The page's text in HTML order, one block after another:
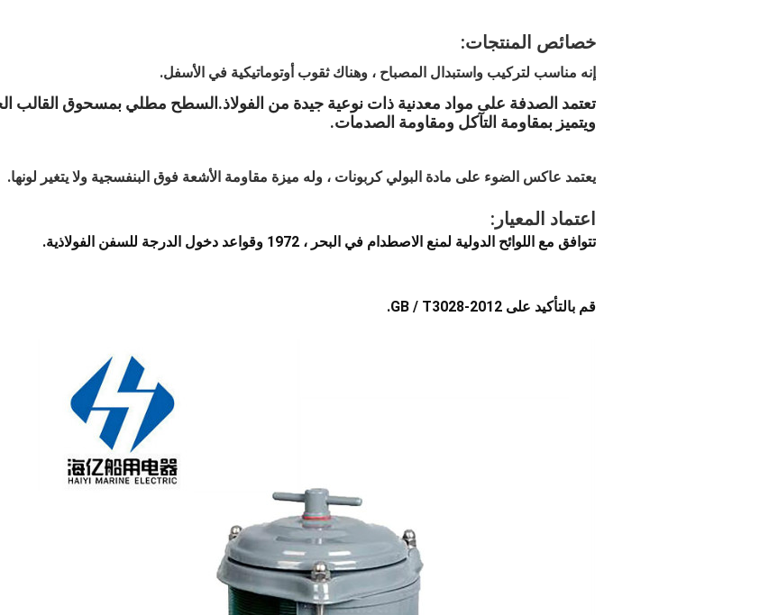
خصائص المنتجات:
إنه مناسب لتركيب واستبدال المصباح ، وهناك ثقوب أوتوماتيكية في الأسفل.
تعتمد الصدفة على مواد معدنية ذات نوعية جيدة من الفولاذ.السطح مطلي بمسحوق القالب
ويتميز بمقاومة التآكل ومقاومة الصدمات.
يعتمد عاكس الضوء على مادة البولي كربونات ، وله ميزة مقاومة الأشعة فوق البنفسجية ولا يتغير لونها.
اعتماد المعيار:
تتوافق مع اللوائح الدولية لمنع الاصطدام في البحر ، 1972 وقواعد دخول الدرجة للسفن الفولاذية.
قم بالتأكيد على GB / T3028-2012.